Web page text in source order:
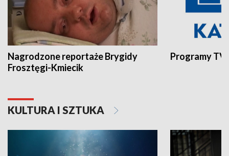
Nagrodzone reportaże Brygidy
Frosztęgi-Kmiecik
Programy
KULTURA I SZTUKA